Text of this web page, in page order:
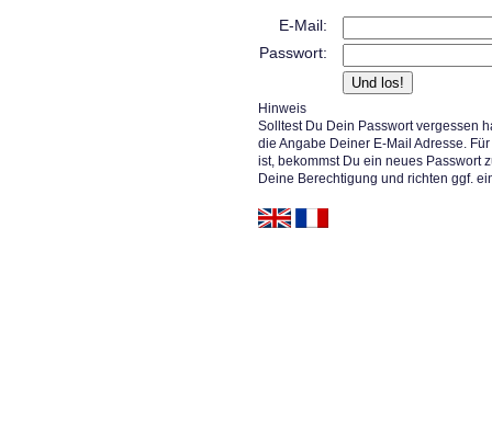
E-Mail:
Passwort:
Hinweis
Solltest Du Dein Passwort vergessen
die Angabe Deiner E-Mail Adresse.
ist, bekommst Du ein neues Passwort
Deine Berechtigung und richten ggf.